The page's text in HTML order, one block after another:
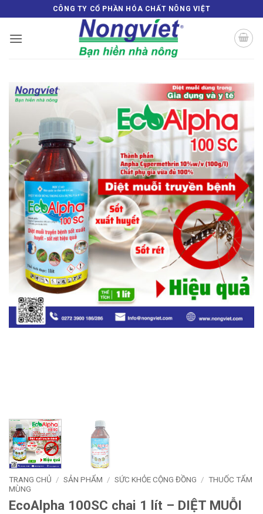
qua
nội
CÔNG TY CỔ PHẦN HÓA CHẤT NÔNG VIỆT
TRANG CHỦ / SẢN PHẨM / SỨC KHỎE CỘNG ĐỒNG / THUỐC TẨM
MÙNG
EcoAlpha 100SC chai 1 lít – DIỆT MUỖI